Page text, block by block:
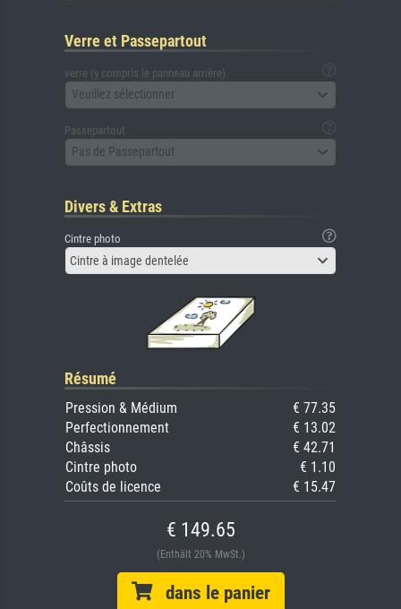
Verre et Passepartout
verre (y compris le panneau arrière)
Veuillez sélectionner
Passepartout
Pas de Passepartout
Divers & Extras
Cintre photo
Cintre à image dentelée
Résumé
Pression & Médium
€ 77.35
Perfectionnement
€ 13.02
Châssis
€ 42.71
Cintre photo
€ 1.10
Coûts de licence
€ 15.47
€ 149.65
(Enthält 20% MwSt.)
dans le panier